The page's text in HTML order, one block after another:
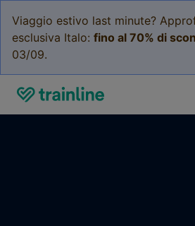
Viaggio estivo last minute?
esclusiva Italo: fino al 70% di
03/09.